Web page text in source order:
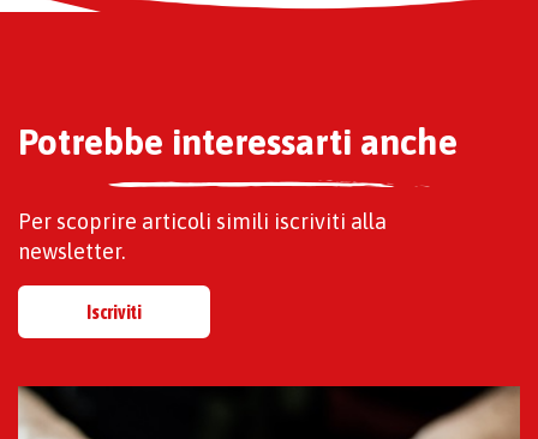
Potrebbe interessarti anche
Per scoprire articoli simili iscriviti alla
newsletter.
Iscriviti